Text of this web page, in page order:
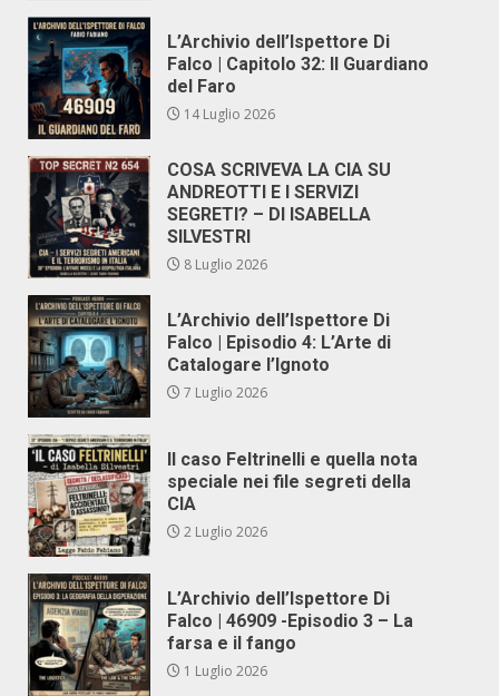
L’Archivio dell’Ispettore Di
Falco | Capitolo 32: Il Guardiano
del Faro
14 Luglio 2026
COSA SCRIVEVA LA CIA SU
ANDREOTTI E I SERVIZI
SEGRETI? – DI ISABELLA
SILVESTRI
8 Luglio 2026
L’Archivio dell’Ispettore Di
Falco | Episodio 4: L’Arte di
Catalogare l’Ignoto
7 Luglio 2026
Il caso Feltrinelli e quella nota
speciale nei file segreti della
CIA
2 Luglio 2026
L’Archivio dell’Ispettore Di
Falco | 46909 -Episodio 3 – La
farsa e il fango
1 Luglio 2026